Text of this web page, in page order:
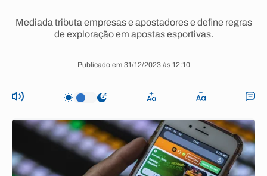
Mediada tributa empresas e apostadores e define regras
de exploração em apostas esportivas.
Publicado em 31/12/2023 às 12:10